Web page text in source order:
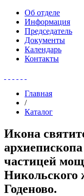
Об отделе
Информация
Председатель
Документы
Календарь
Контакты
Главная
/
Каталог
Икона
частицей
Никольского
Годеново.